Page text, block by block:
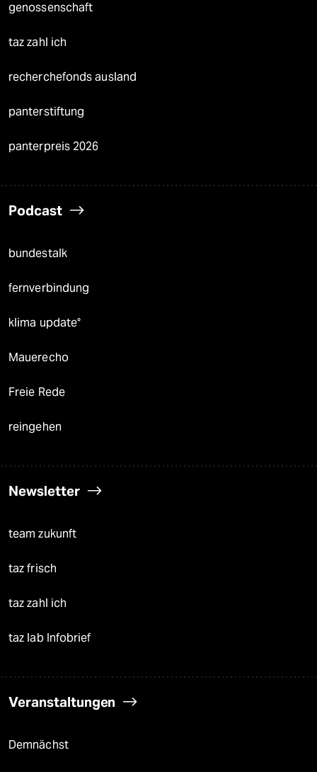
genossenschaft
taz zahl ich
recherchefonds ausland
panterstiftung
panterpreis 2026
Podcast
bundestalk
fernverbindung
klima update°
Mauerecho
Freie Rede
reingehen
Newsletter
team zukunft
taz frisch
taz zahl ich
taz lab Infobrief
Veranstaltungen
Demnächst